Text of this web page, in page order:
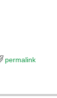
permalink